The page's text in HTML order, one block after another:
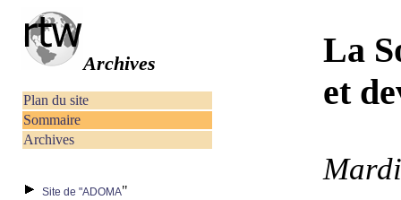
Archives
Plan du site
Sommaire
Archives
Site de "ADOMA"
La
et